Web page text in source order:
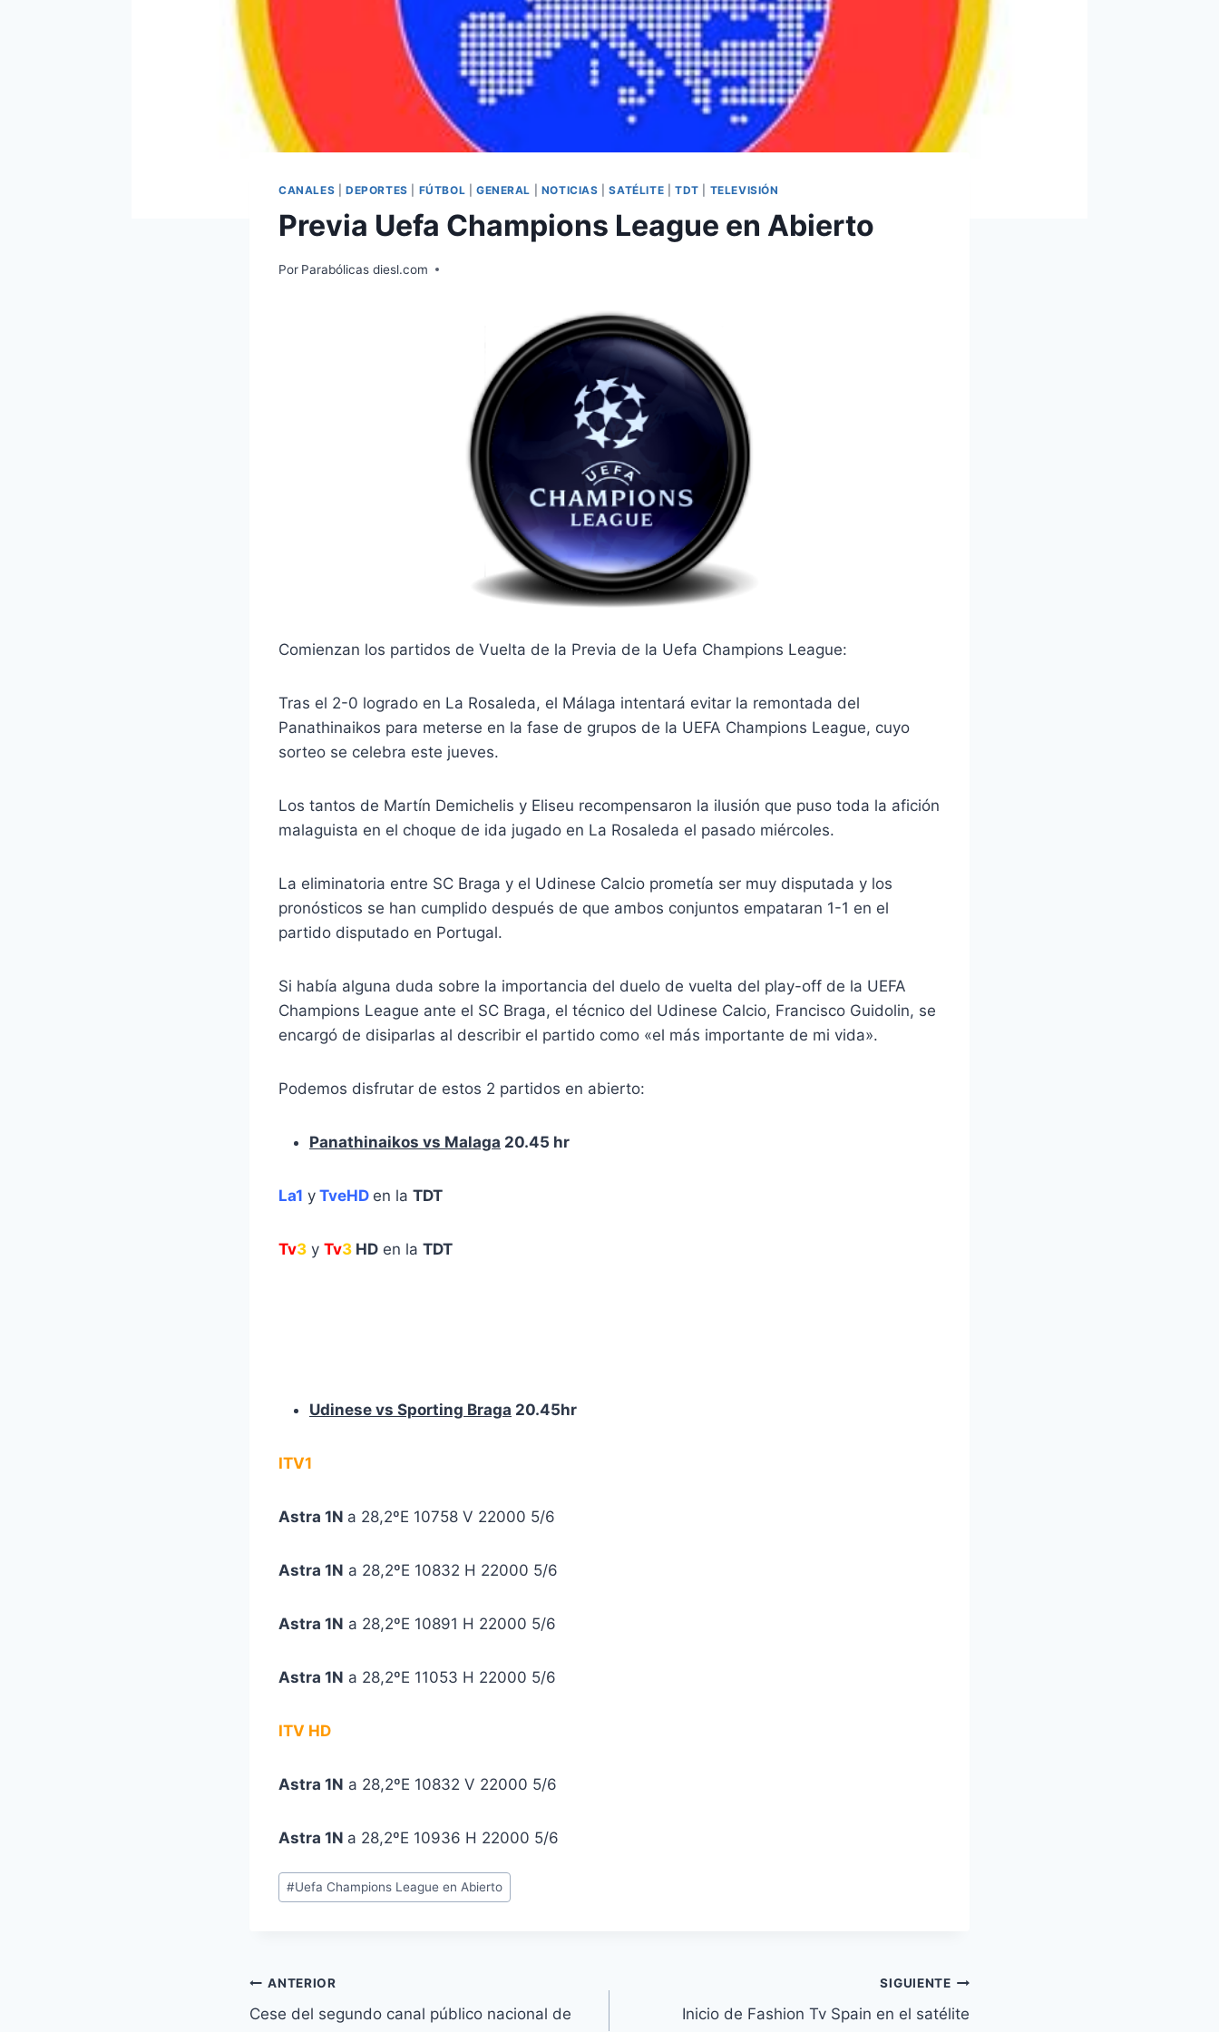
CANALES DEPORTES FÚTBOL GENERAL NOTICIAS |SATÉLITE TDT TELEVISIÓN
Previa Uefa Champions League en Abierto
Por Parabólicas diesl.com
Comienzan los partidos de Vuelta de la Previa de la Uefa Champions League:
Tras el 2-0 logrado en La Rosaleda, el Málaga intentará evitar la remontada del
Panathinaikos para meterse en la fase de grupos de la UEFA Champions League, cuyo
sorteo se celebra este jueves.
Los tantos de Martín Demichelis y Eliseu recompensaron la ilusión que puso toda la afición
malaguista en el choque de ida jugado en La Rosaleda el pasado miércoles.
La eliminatoria entre SC Braga y el Udinese Calcio prometía ser muy disputada y los
pronósticos se han cumplido después de que ambos conjuntos empataran 1-1 en el
partido disputado en Portugal.
Si había alguna duda sobre la importancia del duelo de vuelta del play-off de la UEFA
Champions League ante el SC Braga, el técnico del Udinese Calcio, Francisco Guidolin, se
encargó de disiparlas al describir el partido como «el más importante de mi vida».
Podemos disfrutar de estos 2 partidos en abierto:
Panathinaikos vs Malaga 20.45 hr
La1 y TveHD en la TDT
Tv3 y Tv3 HD en la TDT
Udinese vs Sporting Braga 20.45hr
ITV1
Astra 1N a 28,2ºE 10758 V 22000 5/6
Astra 1N a 28,2ºE 10832 H 22000 5/6
Astra 1N a 28,2ºE 10891 H 22000 5/6
Astra 1N a 28,2ºE 11053 H 22000 5/6
ITV HD
Astra 1N a 28,2ºE 10832 V 22000 5/6
Astra 1N a 28,2ºE 10936 H 22000 5/6
Etiquetas
de
#Uefa Champions League en Abierto
Navegación
ANTERIOR
Cese del segundo canal público nacional de
SIGUIENTE
Inicio de Fashion Tv Spain en el satélite